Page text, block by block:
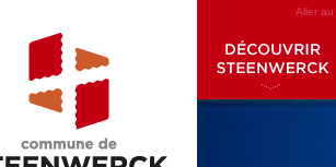
Aller